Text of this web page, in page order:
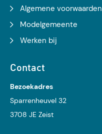
Algemene voorwaarden
Modelgemeente
Werken bij
Contact
Bezoekadres
Sparrenheuvel 32
3708 JE Zeist